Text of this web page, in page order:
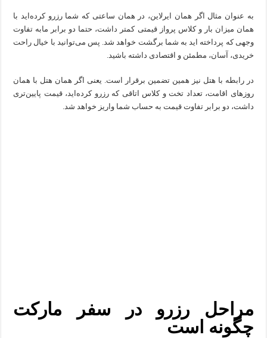
به عنوان مثال اگر همان ایرلاین، در همان ساعتی که شما رزرو کرده‌اید با
همان میزان بار و کلاس پرواز قیمتی کمتر داشت، حتما دو برابر ما‌به تفاوت
وجهی که پرداخته ‌اید به شما برگشت خواهد شد. پس می‌توانید با خیال راحت
خریدی، آسان، مطمئن و اقتصادی داشته باشید.
در رابطه با هتل نیز همین تضمین برقرار است. یعنی اگر همان هتل با همان
روزهای اقامت، تعداد تخت و کلاس اتاقی که رزرو کرده‌اید، قیمت پایین‌تری
داشت، دو برابر تفاوت قیمت به حساب شما واریز خواهد شد.
مراحل رزرو در سفر مارکت
چگونه است